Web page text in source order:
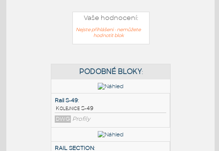
Vaše hodnocení:
Nejste přihlášeni - nemůžete
hodnotit blok
PODOBNÉ BLOKY: